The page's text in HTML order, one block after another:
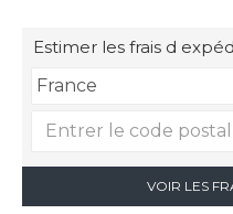
Estimer les frais d
VOIR LES